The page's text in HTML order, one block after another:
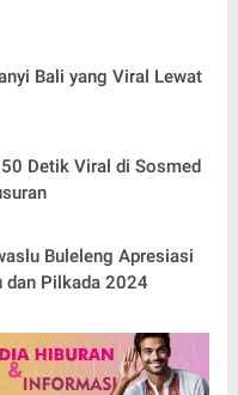
Bali yang Viral Lewat
Detik Viral di Sosmed
Buleleng Apresiasi
dan Pilkada 2024